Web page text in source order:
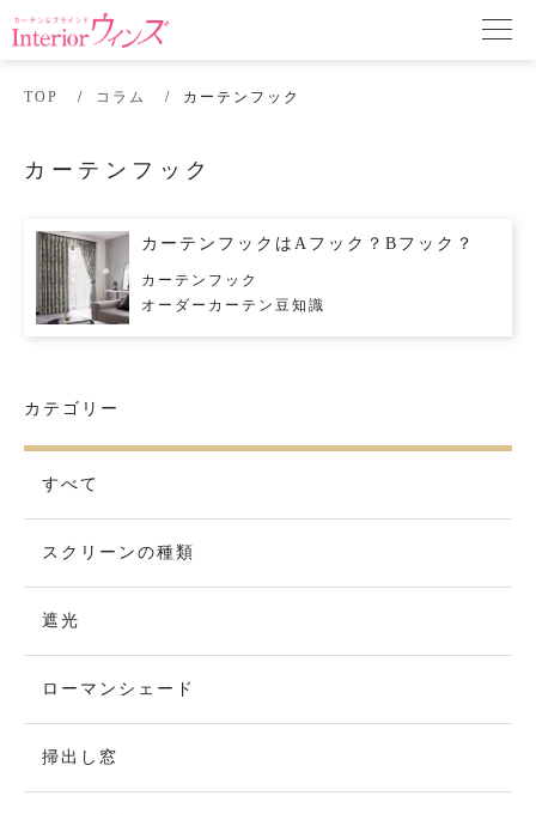
TOP コラム カーテンフック
カーテンフック
カーテンフックはAフック？Bフック？
カーテンフック
オーダーカーテン豆知識
カテゴリー
すべて
スクリーンの種類
遮光
ローマンシェード
掃出し窓